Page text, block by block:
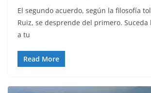
El segundo acuerdo, según la filosofía
Ruiz, se desprende del primero. Suceda
a tu
Read More